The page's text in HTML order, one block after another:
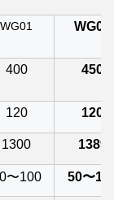
WG01 WG02
400 450
120 120
1300 1389
〜100 50〜